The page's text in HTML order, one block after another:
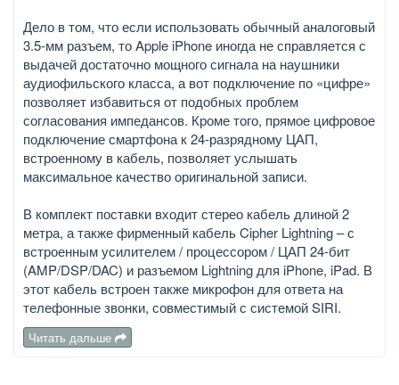
Дело в том, что если использовать обычный аналоговый
3.5-мм разъем, то Apple iPhone иногда не справляется с
выдачей достаточно мощного сигнала на наушники
аудиофильского класса, а вот подключение по «цифре»
позволяет избавиться от подобных проблем
согласования импедансов. Кроме того, прямое цифровое
подключение смартфона к 24-разрядному ЦАП,
встроенному в кабель, позволяет услышать
максимальное качество оригинальной записи.
В комплект поставки входит стерео кабель длиной 2
метра, а также фирменный кабель Cipher Lightning – с
встроенным усилителем / процессором / ЦАП 24-бит
(AMP/DSP/DAC) и разъемом Lightning для iPhone, iPad. В
этот кабель встроен также микрофон для ответа на
телефонные звонки, совместимый с системой SIRI.
Читать дальше